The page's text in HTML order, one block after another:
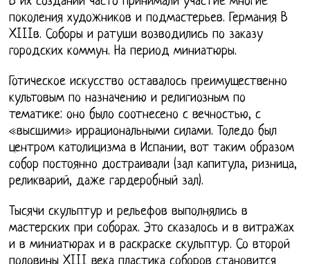
поколения художников и подмастерьев. Германия В
XIIIв. Соборы и ратуши возводились по заказу
городских коммун. На период миниатюры.
Готическое искусство оставалось преимущественно
культовым по назначению и религиозным по
тематике: оно было соотнесено с вечностью, с
«высшими» иррациональными силами. Толедо был
центром католицизма в Испании, вот таким образом
собор постоянно достраивали (зал капитула, ризница,
реликварий, даже гардеробный зал).
Тысячи скульптур и рельефов выполнялись в
мастерских при соборах. Это сказалось и в витражах
и в миниатюрах и в раскраске скульптур. Со второй